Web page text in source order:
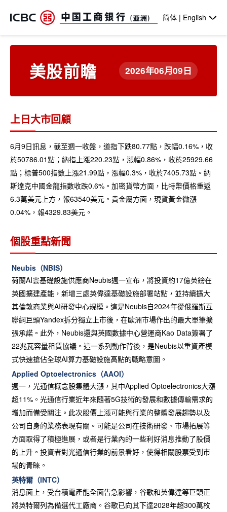
简体 | English
美股前瞻 2026年06月09日
上日大市回顧
6月9日訊息，截至週一收盤，道指下跌80.77點，跌幅0.16%，收
於50786.01點；納指上漲220.23點，漲幅0.86%，收於25929.66
點；標普500指數上漲21.99點，漲幅0.3%，收於7405.73點。納
斯達克中國金龍指數收跌0.6%。加密貨幣方面，比特幣價格重返
6.3萬美元上方，報63540美元。貴金屬方面，現貨黃金微漲
0.04%，報4329.83美元。
個股重點新聞
Neubis（NBIS）
荷蘭AI雲基礎設施供應商Neubis週一宣布，將投資約17億英鎊在
英國擴建產能，新增三處英偉達基礎設施部署站點，並持續擴大
其倫敦商業與AI研發中心規模。這是Neubis自2024年從俄羅斯互
聯網巨頭Yandex拆分獨立上市後，在歐洲市場作出的最大單筆擴
張承諾。此外，Neubis還與英國數據中心營運商Kao Data簽署了
22兆瓦容量租賃協議。這一系列動作背後，是Neubis以重資產模
式快速搶佔全球AI算力基礎設施高點的戰略意圖。
Applied Optoelectronics（AAOI）
週一，光通信概念股集體大漲，其中Applied Optoelectronics大漲
超11%。光通信行業近年來隨著5G技術的發展和數據傳輸需求的
增加而備受關注。此次股價上漲可能與行業的整體發展趨勢以及
公司自身的業務表現有關。可能是公司在技術研發、市場拓展等
方面取得了積極進展，或者是行業內的一些利好消息推動了股價
的上升。投資者對光通信行業的前景看好，使得相關股票受到市
場的青睞。
英特爾（INTC）
消息面上，受台積電產能全面告急影響，谷歌和英偉達等巨頭正
將英特爾列為備選代工廠商。谷歌已向其下達2028年超300萬枚